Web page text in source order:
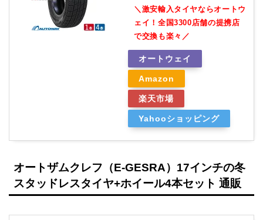
＼激安輸入タイヤならオートウ
ェイ！全国3300店舗の提携店
で交換も楽々／
オートウェイ
Amazon
楽天市場
Yahooショッピング
オートザムクレフ（E-GESRA）17インチの冬
スタッドレスタイヤ+ホイール4本セット 通販